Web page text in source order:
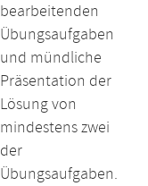
bearbeitenden
Übungsaufgaben
und mündliche
Präsentation der
Lösung von
mindestens zwei
der
Übungsaufgaben.